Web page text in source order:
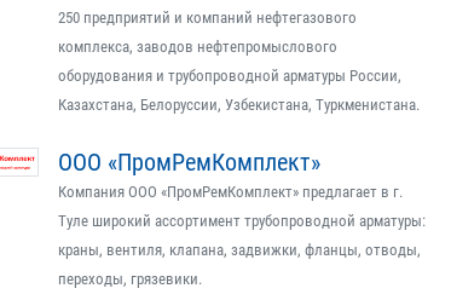
250 предприятий и компаний нефтегазового
комплекса, заводов нефтепромыслового
оборудования и трубопроводной арматуры России,
Казахстана, Белоруссии, Узбекистана, Туркменистана.
ООО «ПромРемКомплект»
Компания ООО «ПромРемКомплект» предлагает в г.
Туле широкий ассортимент трубопроводной арматуры:
краны, вентиля, клапана, задвижки, фланцы, отводы,
переходы, грязевики.